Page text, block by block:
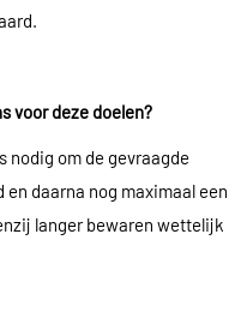
voor deze doelen?
nodig om de gevraagde
daarna nog maximaal een
langer bewaren wettelijk